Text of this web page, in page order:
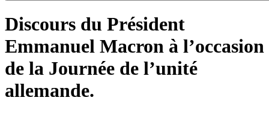
Discours du Président
Emmanuel Macron à l’occasion
de la Journée de l’unité
allemande.